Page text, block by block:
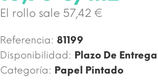
El rollo sale 57,42 €
Referencia: 81199
Disponibilidad: Plazo De
Categoría: Papel Pintado